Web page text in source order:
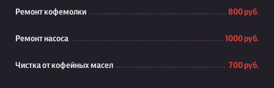
Ремонт кофемолки 800 руб.
Ремонт насоса 1000 руб.
Чистка от кофейных масел 700 руб.